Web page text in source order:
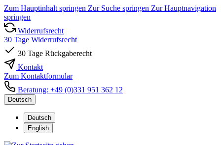
Zum Hauptinhalt springen Zur Suche springen Zur Hauptnavigation
springen
Widerrufsrecht
30 Tage Widerrufsrecht
30 Tage Rückgaberecht
Kontakt
Zum Kontaktformular
Beratung: +49 (0)331 951 362 12
Deutsch
Deutsch
English